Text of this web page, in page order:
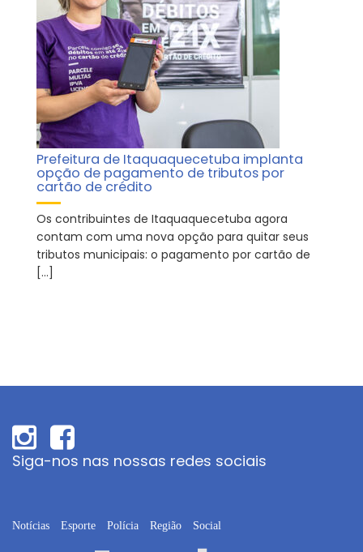
Prefeitura de Itaquaquecetuba implanta
opção de pagamento de tributos por
cartão de crédito
Os contribuintes de Itaquaquecetuba agora
contam com uma nova opção para quitar seus
tributos municipais: o pagamento por cartão de
[…]
Siga-nos nas nossas redes sociais
Notícias Esporte Polícia Região Social